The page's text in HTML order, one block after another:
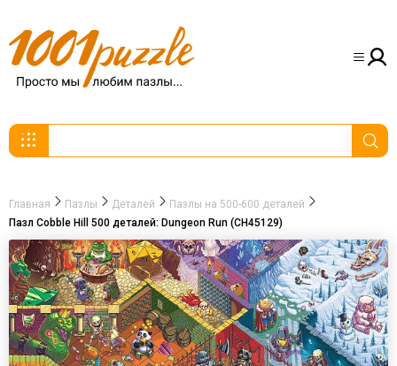
Главная Пазлы Деталей
Пазлы на 500-600 деталей
Пазл Cobble Hill 500 деталей: Dungeon Run (CH45129)